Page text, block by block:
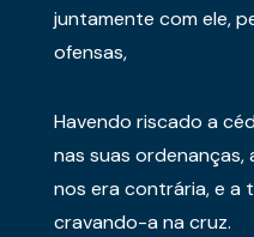
juntamente com ele,
ofensas,
Havendo riscado a
nas suas ordenanças,
nos era contrária, e a
cravando-a na cruz.